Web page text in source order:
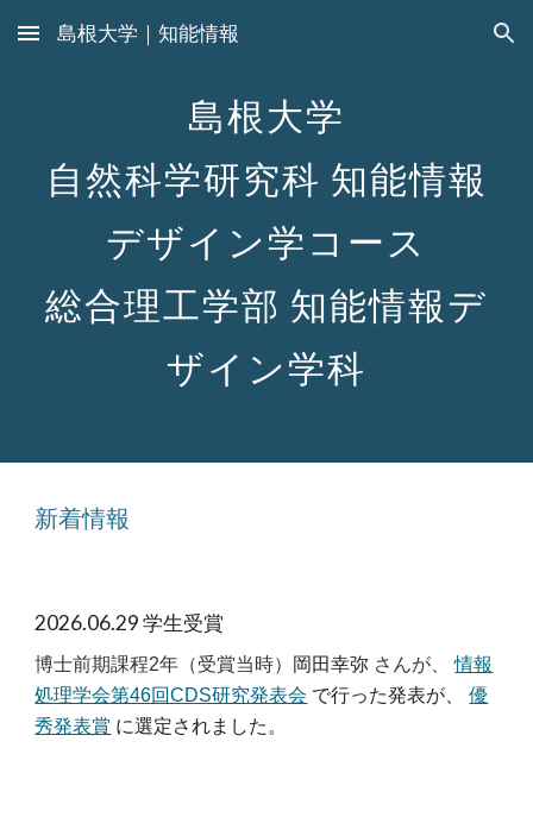
Skip to main content Skip to navigation
島根大学｜知能情報
島根大学
自然科学研究科 知能情報
デザイン学コース
総合理工学部 知能情報デ
ザイン学科
新着情報
2026.06.29学生受賞
博士前期課程2年（受賞当時） 岡田幸弥 さんが、
情報
処理学会第46回CDS研究発表会 で行った発表が、優
秀発表賞 に選定されました。